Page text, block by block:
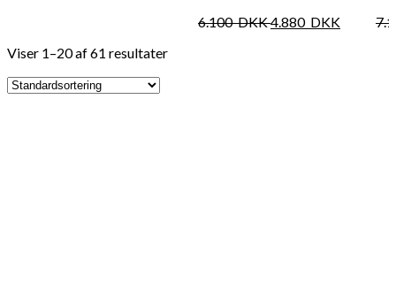
6.100DKK4.880 DKK
Viser 1–20 af 61 resultater